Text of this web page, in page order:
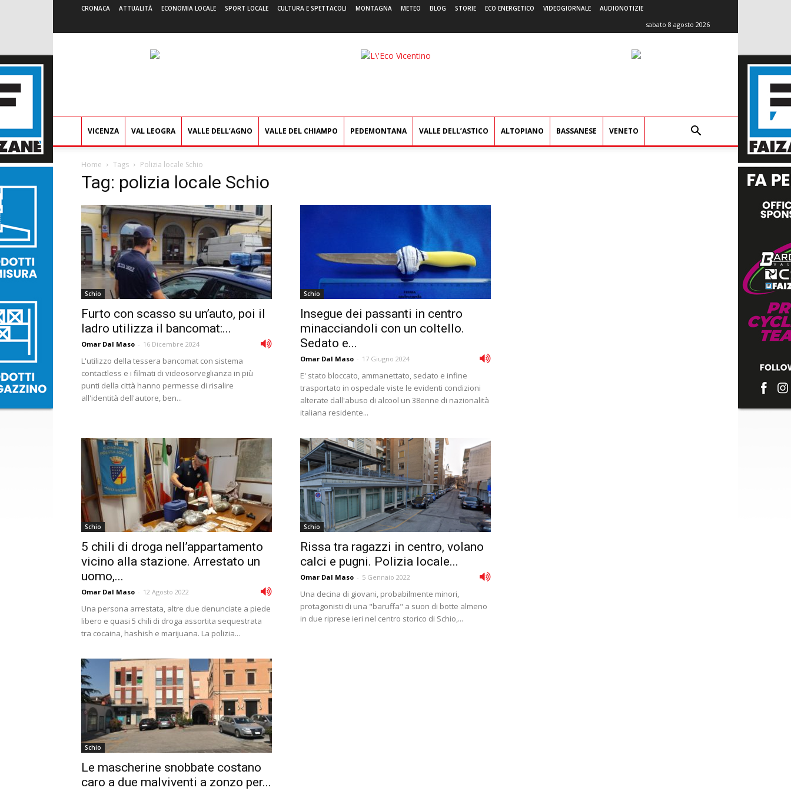
CRONACA ATTUALITÀ ECONOMIA LOCALE SPORT LOCALE CULTURA E SPETTACOLI MONTAGNA METEO BLOG STORIE ECO ENERGETICO VIDEOGIORNALE AUDIONOTIZIE
sabato 8 agosto 2026
L'Eco
VICENZA VAL LEOGRA VALLE DELL’AGNO VALLE DEL CHIAMPO PEDEMONTANA VALLE DELL’ASTICO ALTOPIANO BASSANESE VENETO
Home Tags Polizia locale Schio
Tag: polizia locale Schio
Schio
Furto con scasso su un’auto, poi il
ladro utilizza il bancomat:...
Omar Dal Maso - 16 Dicembre 2024
L'utilizzo della tessera bancomat con sistema
contactless e i filmati di videosorveglianza in più
punti della città hanno permesse di risalire
all'identità dell'autore, ben...
Schio
Insegue dei passanti in centro
minacciandoli con un coltello.
Sedato e...
Omar Dal Maso - 17 Giugno 2024
E' stato bloccato, ammanettato, sedato e infine
trasportato in ospedale viste le evidenti condizioni
alterate dall'abuso di alcool un 38enne di nazionalità
italiana residente...
Schio
5 chili di droga nell’appartamento
vicino alla stazione. Arrestato un
uomo,...
Omar Dal Maso - 12 Agosto 2022
Una persona arrestata, altre due denunciate a piede
libero e quasi 5 chili di droga assortita sequestrata
tra cocaina, hashish e marijuana. La polizia...
Schio
Rissa tra ragazzi in centro, volano
calci e pugni. Polizia locale...
Omar Dal Maso - 5 Gennaio 2022
Una decina di giovani, probabilmente minori,
protagonisti di una "baruffa" a suon di botte almeno
in due riprese ieri nel centro storico di Schio,...
Schio
Le mascherine snobbate costano
caro a due malviventi a zonzo per...